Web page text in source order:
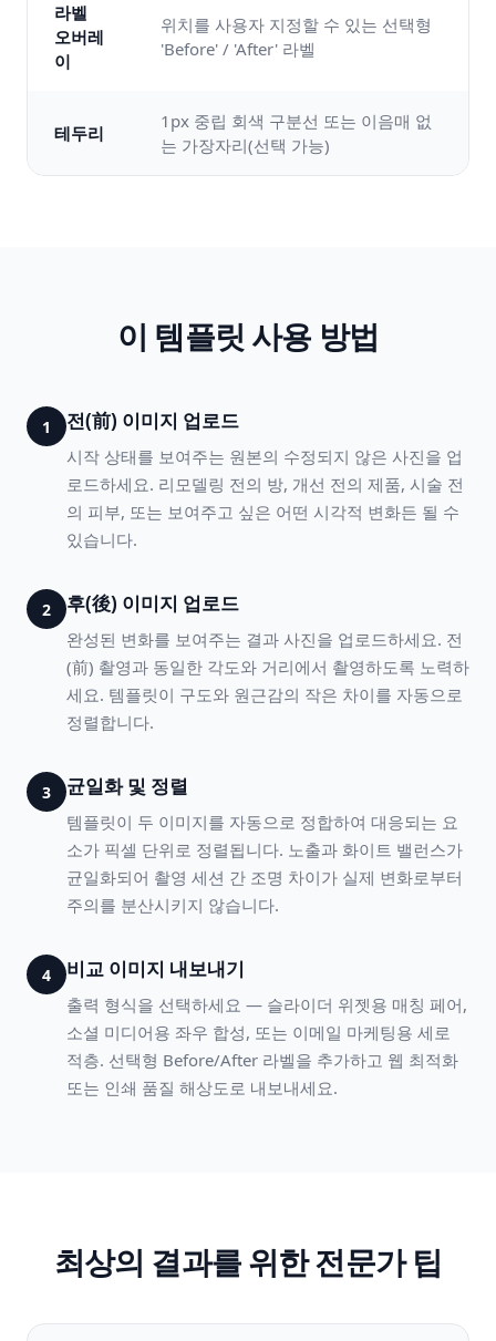
라벨
오버레
이
위치를 사용자 지정할 수 있는 선택형
'Before' / 'After' 라벨
테두리
1px 중립 회색 구분선 또는 이음매 없
는 가장자리(선택 가능)
이 템플릿 사용 방법
1 전(前) 이미지 업로드
시작 상태를 보여주는 원본의 수정되지 않은 사진을 업
로드하세요. 리모델링 전의 방, 개선 전의 제품, 시술 전
의 피부, 또는 보여주고 싶은 어떤 시각적 변화든 될 수
있습니다.
2 후(後) 이미지 업로드
완성된 변화를 보여주는 결과 사진을 업로드하세요. 전
(前) 촬영과 동일한 각도와 거리에서 촬영하도록 노력하
세요. 템플릿이 구도와 원근감의 작은 차이를 자동으로
정렬합니다.
3 균일화 및 정렬
템플릿이 두 이미지를 자동으로 정합하여 대응되는 요
소가 픽셀 단위로 정렬됩니다. 노출과 화이트 밸런스가
균일화되어 촬영 세션 간 조명 차이가 실제 변화로부터
주의를 분산시키지 않습니다.
4 비교 이미지 내보내기
출력 형식을 선택하세요 — 슬라이더 위젯용 매칭 페어,
소셜 미디어용 좌우 합성, 또는 이메일 마케팅용 세로
적층. 선택형 Before/After 라벨을 추가하고 웹 최적화
또는 인쇄 품질 해상도로 내보내세요.
최상의 결과를 위한 전문가 팁